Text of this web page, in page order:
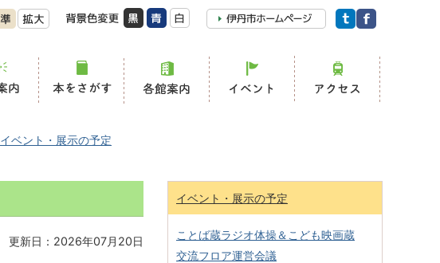
イベント・展示の予定
更新日：2026年07月20日
イベント・展示の予定
ことば蔵ラジオ体操＆こども映画蔵
交流フロア運営会議